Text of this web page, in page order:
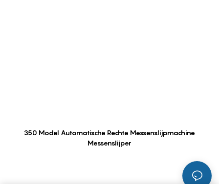
350 Model Automatische Rechte Messenslijpmachine
Messenslijper